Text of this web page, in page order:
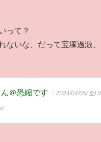
って？
ないな、だって宝塚過激
＠恐縮です ：2024/04/05(金)